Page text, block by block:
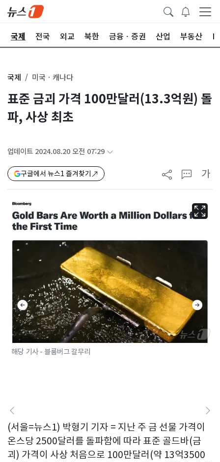
국제 전국 외교 북한 금융ㆍ증권 산업 부동산
국제 미국ㆍ캐나다
표준 금괴 가격 100만달러(13.3억원) 돌
파, 사상 최초
업데이트 2024.08.20 오전 07:29
구글에서 뉴스1 즐겨찾기 가
해당 기사 - 블룸버그 갈무리
(서울=뉴스1) 박형기 기자 = 지난 주 금 선물 가격이
온스당 2500달러를 돌파함에 따라 표준 골드바(금
괴) 가격이 사상 처음으로 100만달러(약 13억3500